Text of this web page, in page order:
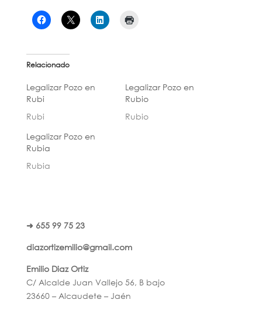
Relacionado
Legalizar Pozo en
Rubi
Rubi
Legalizar Pozo en
Rubio
Rubio
Legalizar Pozo en
Rubia
Rubia
➜ 655 99 75 23
diazortizemilio@gmail.com
Emilio Diaz Ortiz
C/ Alcalde Juan Vallejo 56, B bajo
23660 – Alcaudete – Jaén